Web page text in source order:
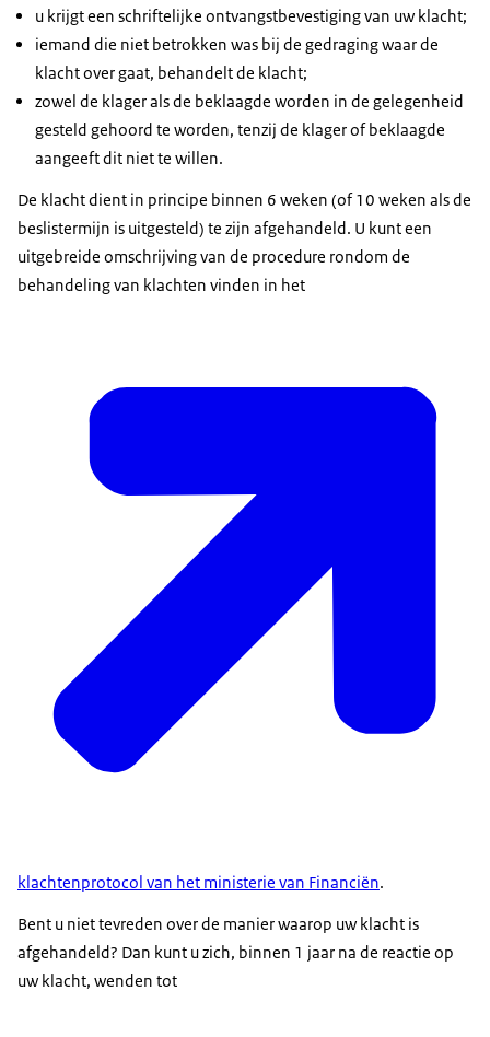
u krijgt een schriftelijke ontvangstbevestiging van uw klacht;
iemand die niet betrokken was bij de gedraging waar de
klacht over gaat, behandelt de klacht;
zowel de klager als de beklaagde worden in de gelegenheid
gesteld gehoord te worden, tenzij de klager of beklaagde
aangeeft dit niet te willen.
De klacht dient in principe binnen 6 weken (of 10 weken als de
beslistermijn is uitgesteld) te zijn afgehandeld. U kunt een
uitgebreide omschrijving van de procedure rondom de
behandeling van klachten vinden in het
klachtenprotocol van het ministerie van Financiën.
Bent u niet tevreden over de manier waarop uw klacht is
afgehandeld? Dan kunt u zich, binnen 1 jaar na de reactie op
uw klacht, wenden tot